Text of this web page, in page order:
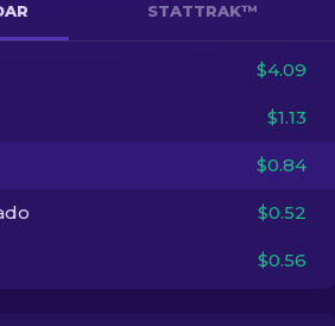
ES
STATTRAK™
$4.09
$1.13
$0.84
$0.52
$0.56